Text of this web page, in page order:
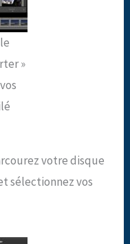
»
votre disque
sélectionnez vos